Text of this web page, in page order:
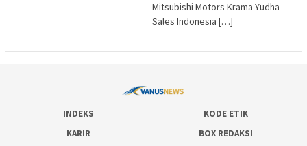
Mitsubishi Motors Krama Yudha
Sales Indonesia […]
INDEKS
KODE ETIK
KARIR
BOX REDAKSI